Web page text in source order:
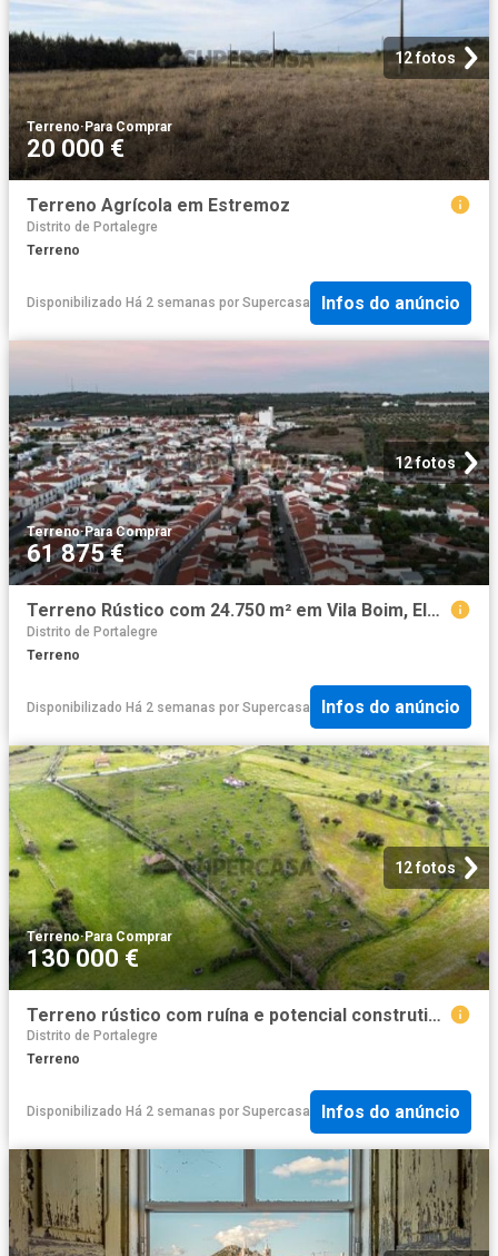
12 fotos
Terreno·Para Comprar
20 000 €
Terreno Agrícola em Estremoz
Distrito de Portalegre
Terreno
Disponibilizado Há 2 semanas por Supercasa Infos do anúncio
12 fotos
Terreno·Para Comprar
61 875 €
Terreno Rústico com 24.750 m² em Vila Boim, Elvas Alentejo
Distrito de Portalegre
Terreno
Disponibilizado Há 2 semanas por Supercasa Infos do anúncio
12 fotos
Terreno·Para Comprar
130 000 €
Terreno rústico com ruína e potencial construtivo em Nisa
Distrito de Portalegre
Terreno
Disponibilizado Há 2 semanas por Supercasa Infos do anúncio